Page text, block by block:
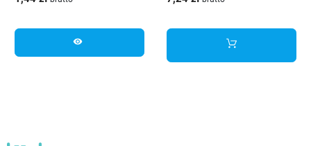
Schilsner
visibility